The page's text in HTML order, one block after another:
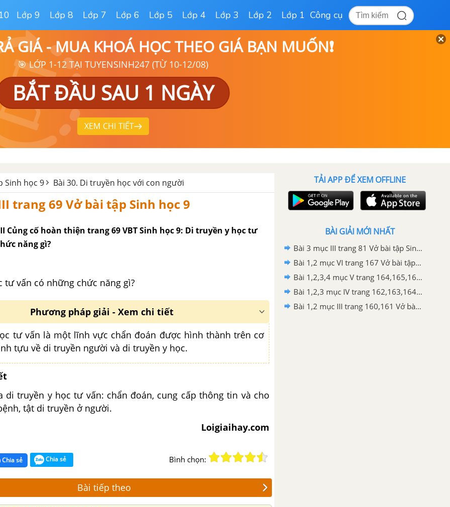
Lớp 9 Lớp 8 Lớp 7 Lớp 6 Lớp 5 Lớp 4 Lớp 3 Lớp 2 Lớp 1 Công cụ
GIÁ - MUA KHOÁ HỌC THEO GIÁ BẠN MUỐN❗
🎯 LỚP 1-12 TẠI TUYENSINH247 (TỪ 10-12/08)
BẮT ĐẦU SAU 1 NGÀY
XEM CHI TIẾT
Sinh học 9 Bài 30. Di truyền học với con người
trang 69 Vở bài tập Sinh học 9
Củng cố hoàn thiện trang 69 VBT Sinh học 9: Di truyền y học tư
năng gì?
tư vấn có những chức năng gì?
Phương pháp giải - Xem chi tiết
tư vấn là một lĩnh vực chẩn đoán được hình thành trên cơ
tựu về di truyền người và di truyền y học.
di truyền y học tư vấn: chẩn đoán, cung cấp thông tin và cho
tật di truyền ở người.
Loigiaihay.com
Chia sẻ Chia sẻ Bình chọn:
Bài tiếp theo
TẢI APP ĐỂ XEM OFFLINE
BÀI GIẢI MỚI NHẤT
Bài 3 mục III trang 81 Vở bài tập Sinh học 9
Bài 1,2 mục VI trang 167 Vở bài tập Sinh học 9
Bài 1,2,3,4 mục V trang 164,165,166 Vở bài tập Sinh học 9
Bài 1,2,3 mục IV trang 162,163,164 Vở bài tập Sinh học 9
Bài 1,2 mục III trang 160,161 Vở bài tập Sinh học 9